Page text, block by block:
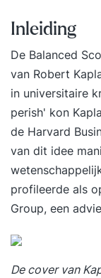
Inleiding
De Balanced
van Robert
in universitaire
perish' kon
de Harvard
van dit idee
profileerde als
Group, een
De cover van